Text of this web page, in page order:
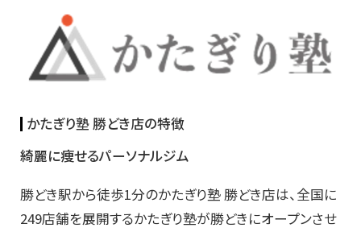
かたぎり塾 勝どき店の特徴
綺麗に痩せるパーソナルジム
勝どき駅から徒歩1分のかたぎり塾 勝どき店は、全国に
249店舗を展開するかたぎり塾が勝どきにオープンさせ